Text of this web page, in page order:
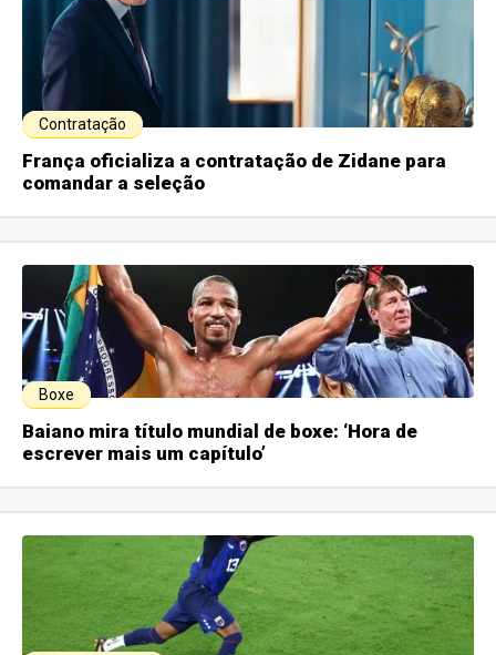
Contratação
França oficializa a contratação de Zidane para
comandar a seleção
Boxe
Baiano mira título mundial de boxe: ‘Hora de
escrever mais um capítulo’